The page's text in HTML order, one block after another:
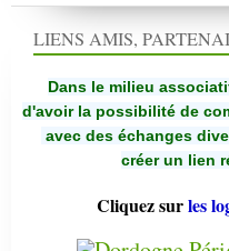
LIENS AMIS,
Dans le milieu
d'avoir la possibilité de
avec des échanges
créer un lien
Cliquez surles